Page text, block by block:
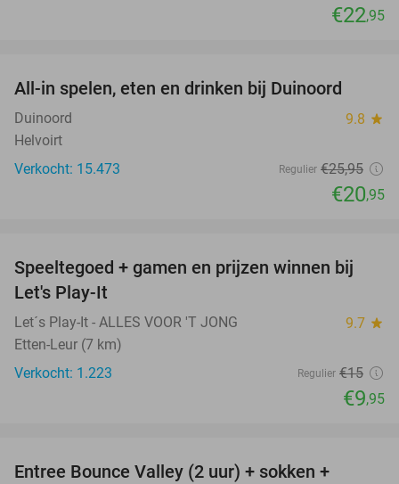
€22,95
All-in spelen, eten en drinken bij Duinoord
Duinoord 9.8 star
Helvoirt
Verkocht: 15.473
Regulier €25,95
€20,95
34%
Speeltegoed + gamen en prijzen winnen bij
Let's Play-It
Let´s Play-It - ALLES VOOR 'T JONG 9.7 star
Etten-Leur (7 km)
Verkocht: 1.223
Regulier €15
€9,95
Entree Bounce Valley (2 uur) + sokken +